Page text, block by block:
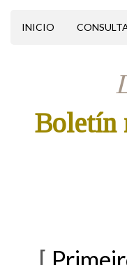
INICIO
Boletín
[